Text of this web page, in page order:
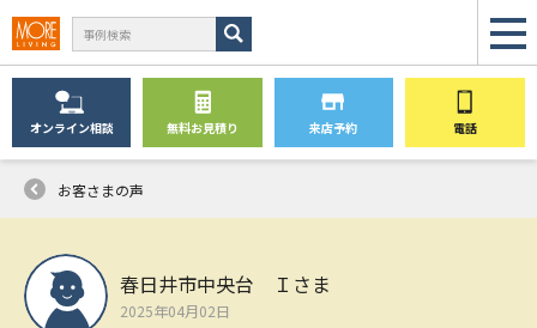
オンライン相談 無料お見積り 来店予約 電話
お客さまの声
春日井市中央台 Ｉさま
2025年04月02日